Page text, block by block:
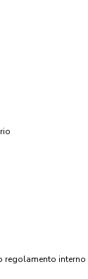
regolamento interno